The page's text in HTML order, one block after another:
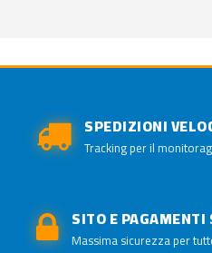
SPEDIZIONI
Tracking per il
SITO E PAGAMENTI
Massima sicurezza per